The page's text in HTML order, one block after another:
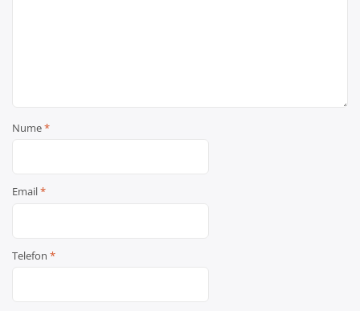
Nume*
Email*
Telefon *